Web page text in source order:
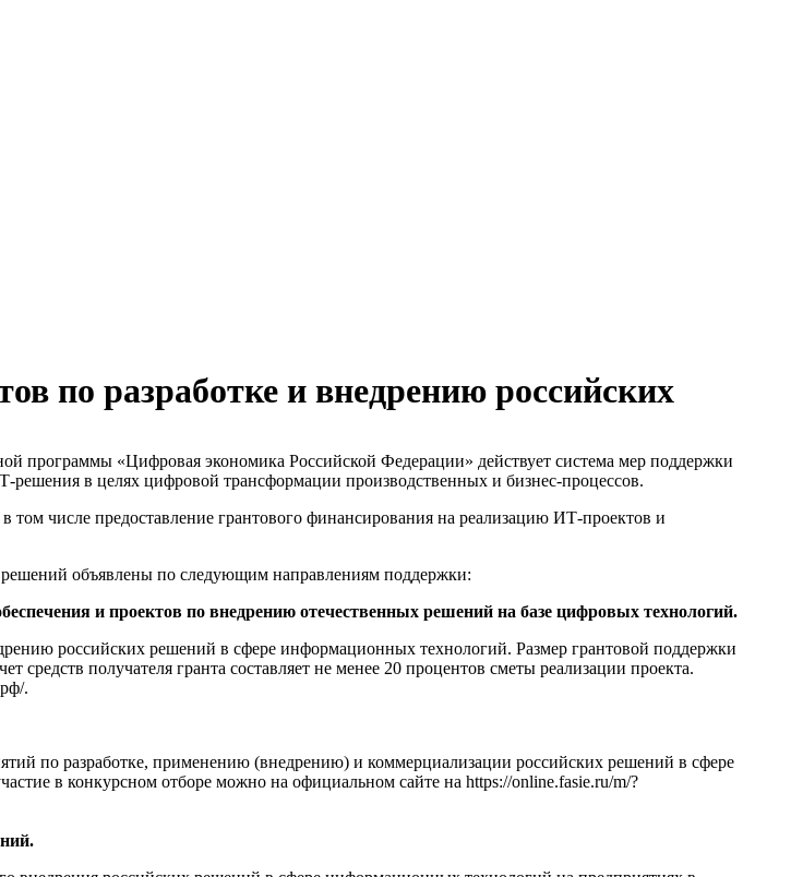
по разработке и внедрению российских
программы «Цифровая экономика Российской Федерации» действует система мер поддержки
в целях цифровой трансформации производственных и бизнес-процессов.
том числе предоставление грантового финансирования на реализацию ИТ-проектов и
объявлены по следующим направлениям поддержки:
и проектов по внедрению отечественных решений на базе цифровых технологий.
российских решений в сфере информационных технологий. Размер грантовой поддержки
средств получателя гранта составляет не менее 20 процентов сметы реализации проекта.
.
по разработке, применению (внедрению) и коммерциализации российских решений в сфере
в конкурсном отборе можно на официальном сайте наhttps://online.fasie.ru/m/?